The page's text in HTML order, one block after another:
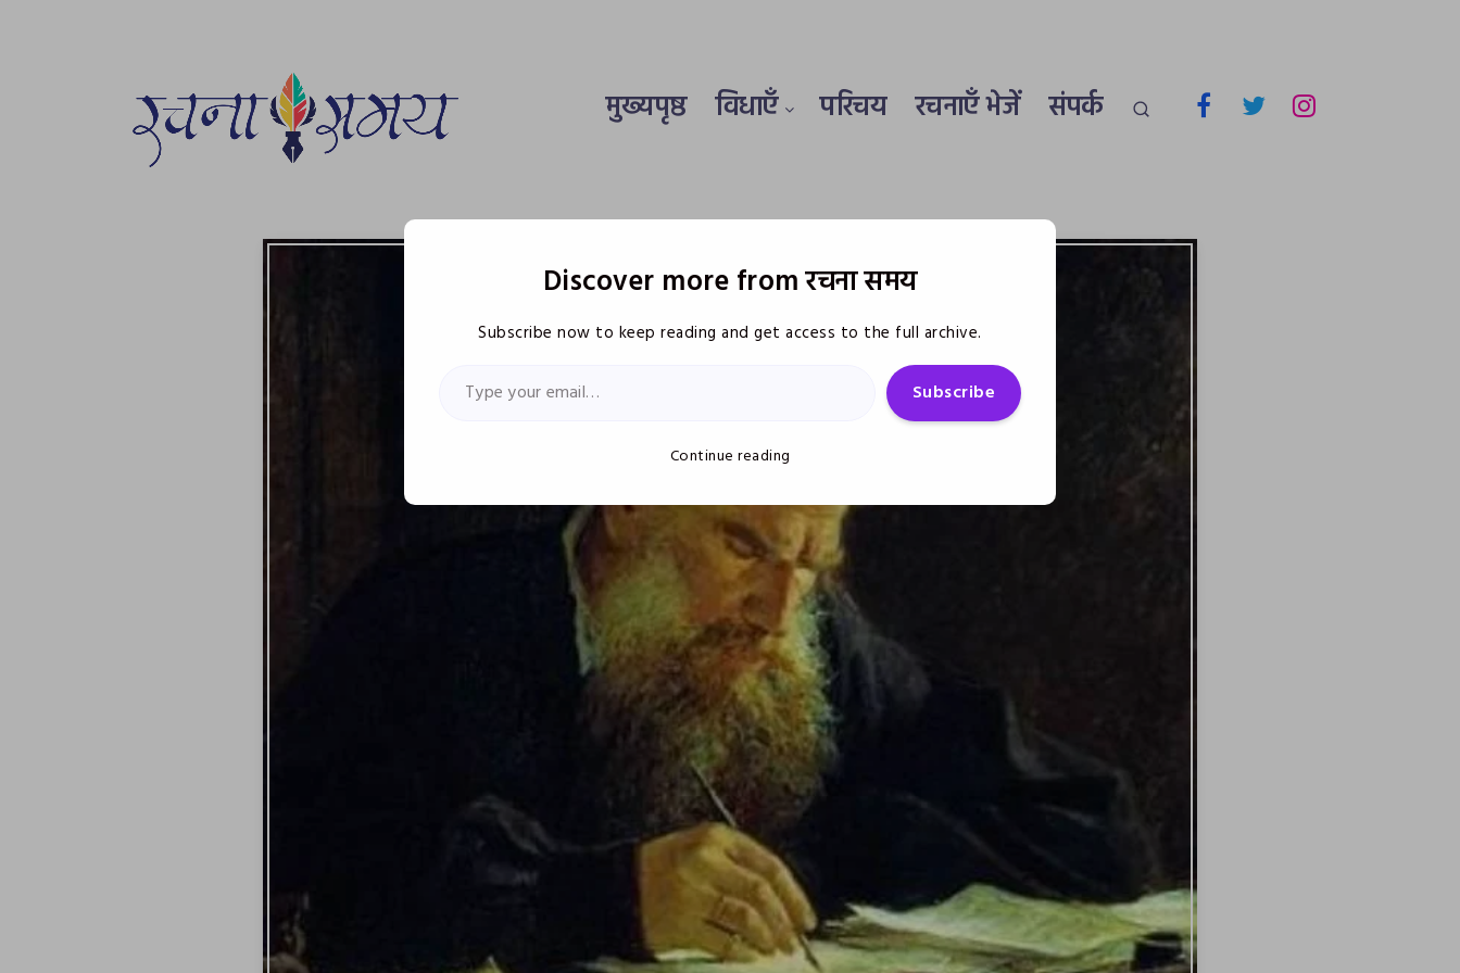
मुख्यपृष्ठ विधाएँ परिचय रचनाएँ भेजें संपर्क
Discover more from रचना समय
Subscribe now to keep reading and get access to the full archive.
Subscribe
Continue reading